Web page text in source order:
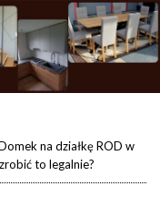
na działkę ROD w
to legalnie?